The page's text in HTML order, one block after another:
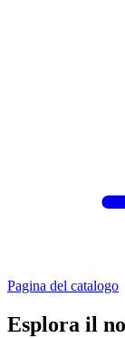
Pagina del catalogo
Esplora il